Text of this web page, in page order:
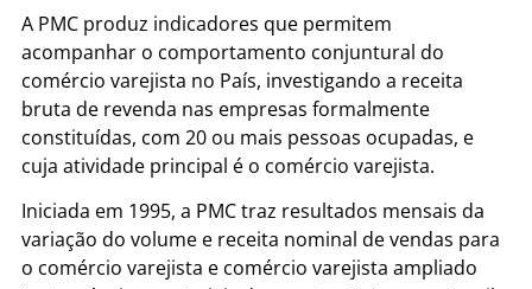
A PMC produz indicadores que permitem
acompanhar o comportamento conjuntural do
comércio varejista no País, investigando a receita
bruta de revenda nas empresas formalmente
constituídas, com 20 ou mais pessoas ocupadas, e
cuja atividade principal é o comércio varejista.
Iniciada em 1995, a PMC traz resultados mensais da
variação do volume e receita nominal de vendas para
o comércio varejista e comércio varejista ampliado